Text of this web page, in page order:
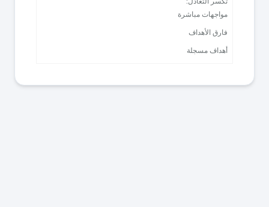
مواجهات مباشرة
فارق الأهداف
أهداف مسجلة